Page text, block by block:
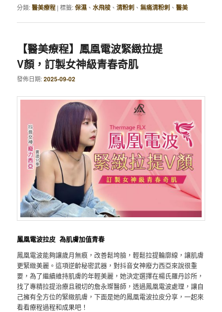
分類:醫美療程 |標籤:保濕 、水飛梭 、清粉刺 、無痛清粉刺 、醫美
【醫美療程】鳳凰電波緊緻拉提
V顏，訂製女神級青春奇肌
發佈日期:2025-09-02
鳳凰電波拉皮 為肌膚加值青春
鳳凰電波能夠讓歲月無痕，改善鬆垮臉，輕鬆拉提輪廓線，讓肌膚
更緊緻美麗。這項逆齡秘密武器，對抖音女神廢力西亞來說很重
要，為了繼續維持肌膚的年輕美麗，她決定選擇在楊氏羅丹診所，
找了專精拉提治療且親切的詹永璨醫師，透過鳳凰電波處理，讓自
己擁有全方位的緊緻肌膚，下面是她的鳳凰電波拉皮分享，一起來
看看療程過程和成果吧！